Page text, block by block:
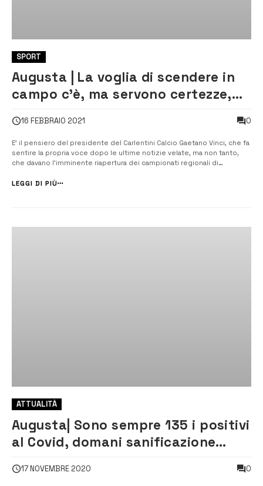
SPORT
Augusta | La voglia di scendere in
campo c’è, ma servono certezze,
16 FEBBRAIO 2021 0
E’ il pensiero del presidente del Carlentini Calcio Gaetano Vinci, che fa
sentire la propria voce dopo le ultime notizie velate, ma non tanto,
che davano l’imminente riapertura dei campionati regionali di
organi federali, ognuno con le proprie competenze, che si sono
LEGGI DI PIÙ
ATTUALITÀ
Augusta| Sono sempre 135 i positivi
al Covid, domani sanificazione
17 NOVEMBRE 2020 0